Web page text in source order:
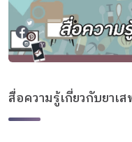
สื่อความรู้เกี่ยวกับยาเ